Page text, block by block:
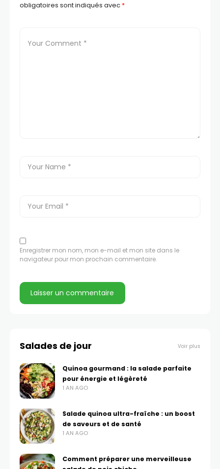
obligatoires sont indiqués avec *
Enregistrer mon nom, mon e-mail et mon site dans le
navigateur pour mon prochain commentaire.
Salades de jour Voir plus
Quinoa gourmand : la salade parfaite
pour énergie et légèreté
1 AN AGO
Salade quinoa ultra-fraîche : un boost
de saveurs et de santé
1 AN AGO
Comment préparer une merveilleuse